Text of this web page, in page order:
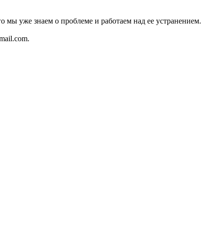
мы уже знаем о проблеме и работаем над ее устранением.